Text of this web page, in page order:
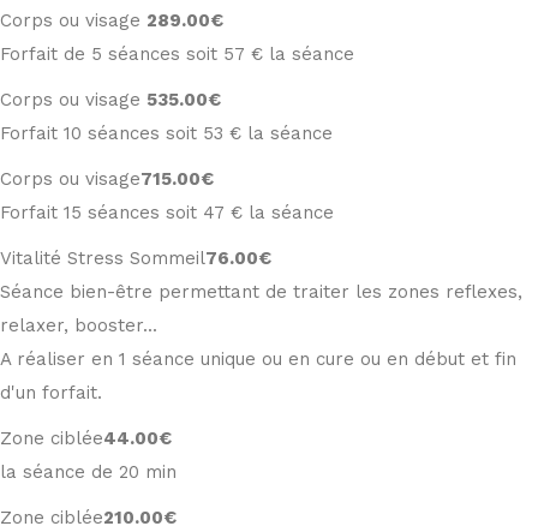
Corps ou visage 289.00€
Forfait de 5 séances soit 57 € la séance
Corps ou visage 535.00€
Forfait 10 séances soit 53 € la séance
Corps ou visage715.00€
Forfait 15 séances soit 47 € la séance
Vitalité Stress Sommeil76.00€
Séance bien-être permettant de traiter les zones reflexes,
relaxer, booster...
A réaliser en 1 séance unique ou en cure ou en début et fin
d'un forfait.
Zone ciblée44.00€
la séance de 20 min
Zone ciblée210.00€